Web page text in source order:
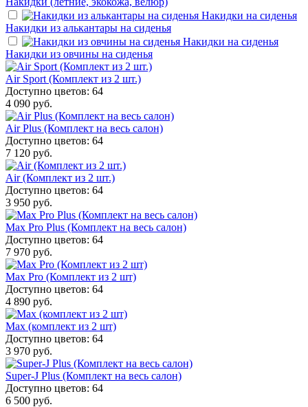
Накидки на сиденья
Накидки из алькантары на сиденья
Накидки на сиденья
Накидки из овчины на сиденья
Air Sport (Комплект из 2 шт.)
Доступно цветов: 64
4 090 руб.
Air Plus (Комплект на весь салон)
Доступно цветов: 64
7 120 руб.
Air (Комплект из 2 шт.)
Доступно цветов: 64
3 950 руб.
Max Pro Plus (Комплект на весь салон)
Доступно цветов: 64
7 970 руб.
Max Pro (Комплект из 2 шт)
Доступно цветов: 64
4 890 руб.
Max (комплект из 2 шт)
Доступно цветов: 64
3 970 руб.
Super-J Plus (Комплект на весь салон)
Доступно цветов: 64
6 500 руб.